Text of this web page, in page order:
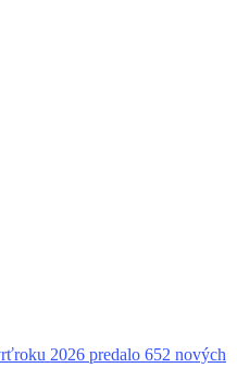
2026 predalo 652 nových